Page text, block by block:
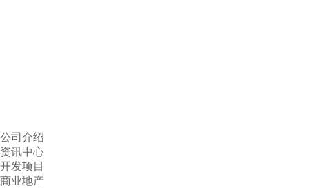
公司介绍
资讯中心
开发项目
商业地产